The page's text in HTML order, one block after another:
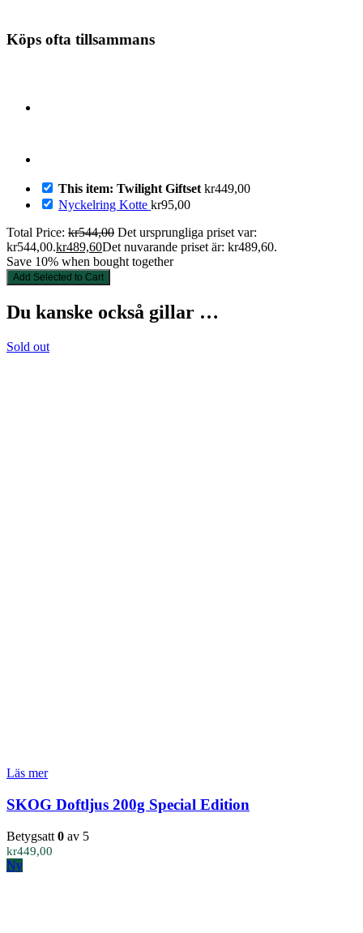
Köps ofta tillsammans
This item: Twilight Giftset kr449,00
Nyckelring Kotte kr95,00
Total Price: kr544,00 Det ursprungliga priset var:
kr544,00.kr489,60Det nuvarande priset är: kr489,60.
Save 10% when bought together
Add Selected to Cart
Du kanske också gillar …
Sold out
Läs mer
SKOG Doftljus 200g Special Edition
Betygsatt 0 av 5
kr449,00
Ny